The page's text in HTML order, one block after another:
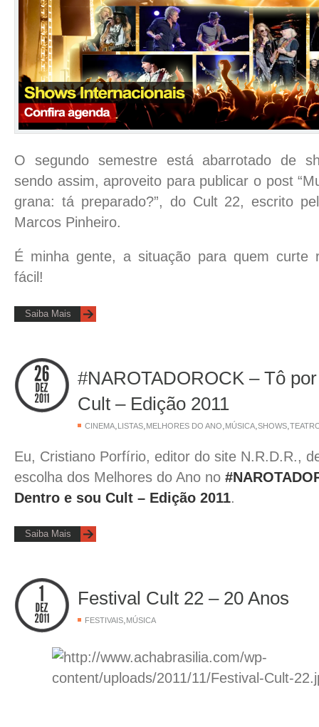
O segundo semestre está abarrotado de
sendo assim, aproveito para publicar o post
grana: tá preparado?”, do Cult 22, escrito
Marcos Pinheiro.
É minha gente, a situação para quem curte
fácil!
Saiba Mais
#NAROTADOROCK – Tô
Cult – Edição 2011
CINEMA LISTAS MELHORES DO ANO MÚSICA SHOWS
Eu, Cristiano Porfírio, editor do site N.R.D.R.,
escolha dos Melhores do Ano no
Dentro e sou Cult – Edição 2011.
Saiba Mais
Festival Cult 22 – 20 Anos
FESTIVAIS, MÚSICA